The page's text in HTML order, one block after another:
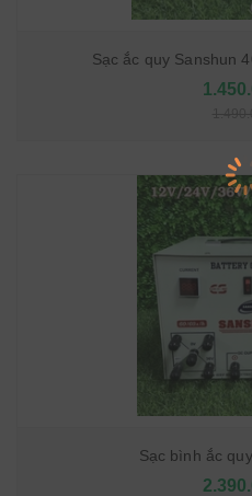
Sạc ắc quy Sanshun
Sạc bình ắc